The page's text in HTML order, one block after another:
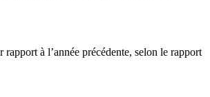
à l’année précédente, selon le rapport